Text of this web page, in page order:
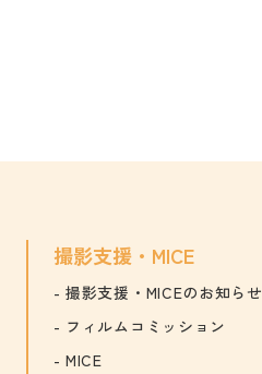
撮影支援・MICE
撮影支援・MICEのお知らせ
フィルムコミッション
MICE